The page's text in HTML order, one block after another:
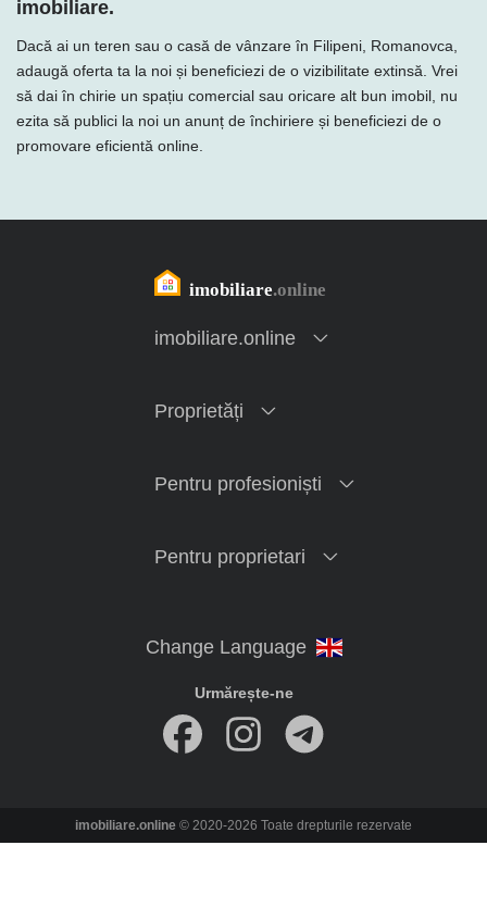
imobiliare.
Dacă ai un teren sau o casă de vânzare în Filipeni, Romanovca,
adaugă oferta ta la noi și beneficiezi de o vizibilitate extinsă. Vrei
să dai în chirie un spațiu comercial sau oricare alt bun imobil, nu
ezita să publici la noi un anunț de închiriere și beneficiezi de o
promovare eficientă online.
imobiliare.online
Proprietăți
Pentru profesioniști
Pentru proprietari
Urmărește-ne
imobiliare.online © 2020-2026 Toate drepturile rezervate